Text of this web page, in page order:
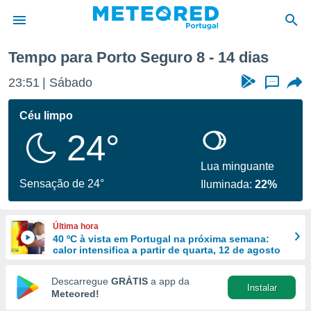
da
foi
fornecidas
a este
das
e
forma
digital
Tempo para Porto Seguro 8 - 14 dias
23:51 Sábado ...
Céu limpo
24°
Sensação de 24°
Lua minguante
Iluminada:22%
Última hora
40 ºC à vista em Portugal na próxima semana:
calor intensifica a partir de quarta, 12 de agosto
Descarregue GRÁTIS a app da
Meteored!
Instalar